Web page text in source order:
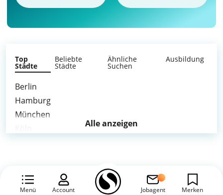
Menü Account Jobagent Merken
Top
Städte
Beliebte
Städte
Ähnliche
Suchen
Ausbildung
Berlin
Hamburg
München
Leipzig
Alle anzeigen